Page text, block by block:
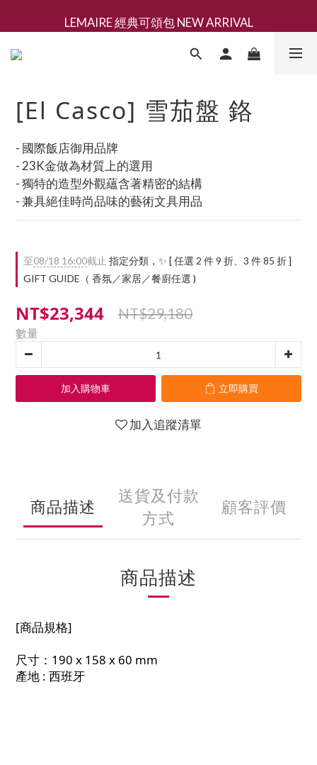
新會員募集現領抵用千元購物金
LEMAIRE 經典可頌包 NEW ARRIVAL
香氛 / 家居 / 餐廚 [ 全館折上兩件9折，三件享85折 】
[El Casco] 雪茄盤 鉻
- 國際飯店御用品牌
- 23K金做為材質上的選用
- 獨特的造型外觀蘊含著精密的結構
- 兼具絕佳時尚品味的藝術文具用品
至08/18 16:00截止 指定分類，✨ [ 任選 2 件 9 折、3 件 85 折 ]
GIFT GUIDE（ 香氛／家居／餐廚任選 )
NT$23,344 NT$29,180
數量
加入購物車 立即購買
加入追蹤清單
商品描述
送貨及付款
方式
顧客評價
商品描述
[商品規格]
尺寸：190 x 158 x 60 mm
產地 : 西班牙